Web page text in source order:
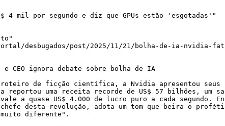
mil por segundo e diz que GPUs estão 'esgotadas'"
desbugados/post/2025/11/21/bolha-de-ia-nvidia-
CEO ignora debate sobre bolha de IA
roteiro de ficção científica, a Nvidia apresentou
reportou uma receita recorde de US$ 57 bilhões,
a quase US$ 4.000 de lucro puro a cada segundo.
desta revolução, adota um tom que beira o
muito diferente".